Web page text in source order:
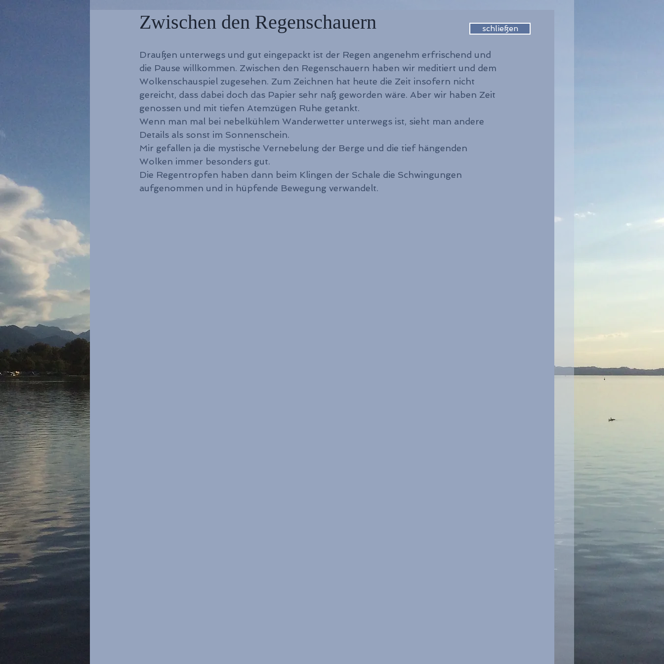
Zwischen den Regenschauern
Draußen unterwegs und gut eingepackt ist der Regen angenehm erfrischend und
die Pause willkommen. Zwischen den Regenschauern haben wir meditiert und dem
Wolkenschauspiel zugesehen. Zum Zeichnen hat heute die Zeit insofern nicht
gereicht, dass dabei doch das Papier sehr naß geworden wäre. Aber wir haben Zeit
genossen und mit tiefen Atemzügen Ruhe getankt.
Wenn man mal bei nebelkühlem Wanderwetter unterwegs ist, sieht man andere
Details als sonst im Sonnenschein.
Mir gefallen ja die mystische Vernebelung der Berge und die tief hängenden
Wolken immer besonders gut.
Die Regentropfen haben dann beim Klingen der Schale die Schwingungen
aufgenommen und in hüpfende Bewegung verwandelt.
schließen